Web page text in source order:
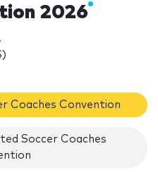
2026
Coaches Convention
Soccer Coaches